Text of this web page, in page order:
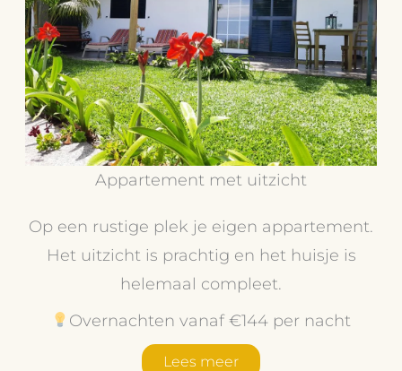
Appartement met uitzicht
Op een rustige plek je eigen appartement.
Het uitzicht is prachtig en het huisje is
helemaal compleet.
Overnachten vanaf €144 per nacht
Lees meer